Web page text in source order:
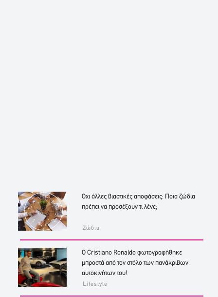
Όχι άλλες βιαστικές αποφάσεις: Ποια ζώδια
πρέπει να προσέξουν τι λένε;
Ζώδια
Ο Cristiano Ronaldo φωτογραφήθηκε
μπροστά από τον στόλο των πανάκριβων
αυτοκινήτων του!
Lifestyle